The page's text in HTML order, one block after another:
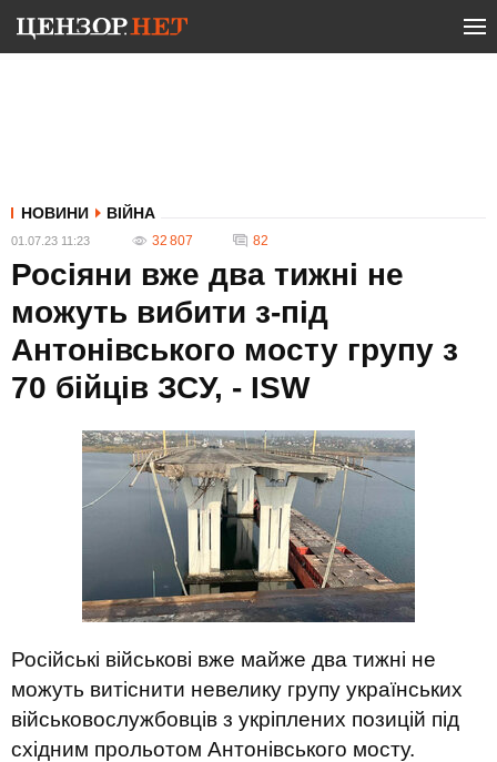
НОВИНИ ВІЙНА
01.07.23 11:23 32 807 82
Росіяни вже два тижні не
можуть вибити з-під
Антонівського мосту групу з
70 бійців ЗСУ, - ISW
Російські військові вже майже два тижні не
можуть витіснити невелику групу українських
військовослужбовців з укріплених позицій під
східним прольотом Антонівського мосту.